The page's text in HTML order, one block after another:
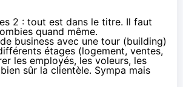
2 : tout est dans le titre. Il faut
quand même.
business avec une tour (building)
étages (logement, ventes,
les employés, les voleurs, les
sûr la clientèle. Sympa mais